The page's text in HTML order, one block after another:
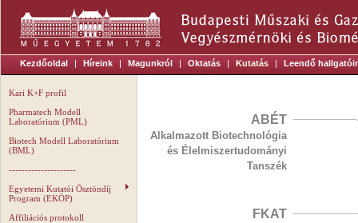
Kezdőoldal | Híreink | Magunkról | Oktatás | Kutatás | Leendő
Kari K+F profil
Pharmatech Modell
Laboratórium (PML)
Biotech Modell Laboratórium
(BML)
---------------------
Egyetemi Kutatói Ösztöndíj
Program (EKÖP)
Affiliációs protokoll
ABÉT
Alkalmazott Biotechnológia
és Élelmiszertudományi
Tanszék
FKAT